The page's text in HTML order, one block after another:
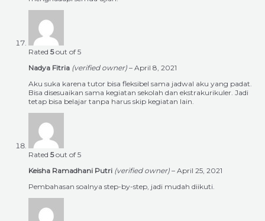
Rated 5out of 5
Nadya Fitria (verified owner) – April 8, 2021
Aku suka karena tutor bisa fleksibel sama jadwal aku yang padat.
Bisa disesuaikan sama kegiatan sekolah dan ekstrakurikuler. Jadi
tetap bisa belajar tanpa harus skip kegiatan lain.
Rated 5out of 5
Keisha Ramadhani Putri (verified owner) – April 25, 2021
Pembahasan soalnya step-by-step, jadi mudah diikuti.